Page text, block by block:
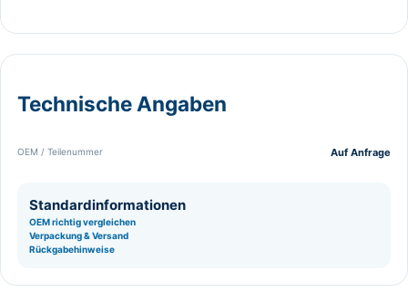
Technische Angaben
OEM / Teilenummer Auf Anfrage
Standardinformationen
OEM richtig vergleichen
Verpackung & Versand
Rückgabehinweise